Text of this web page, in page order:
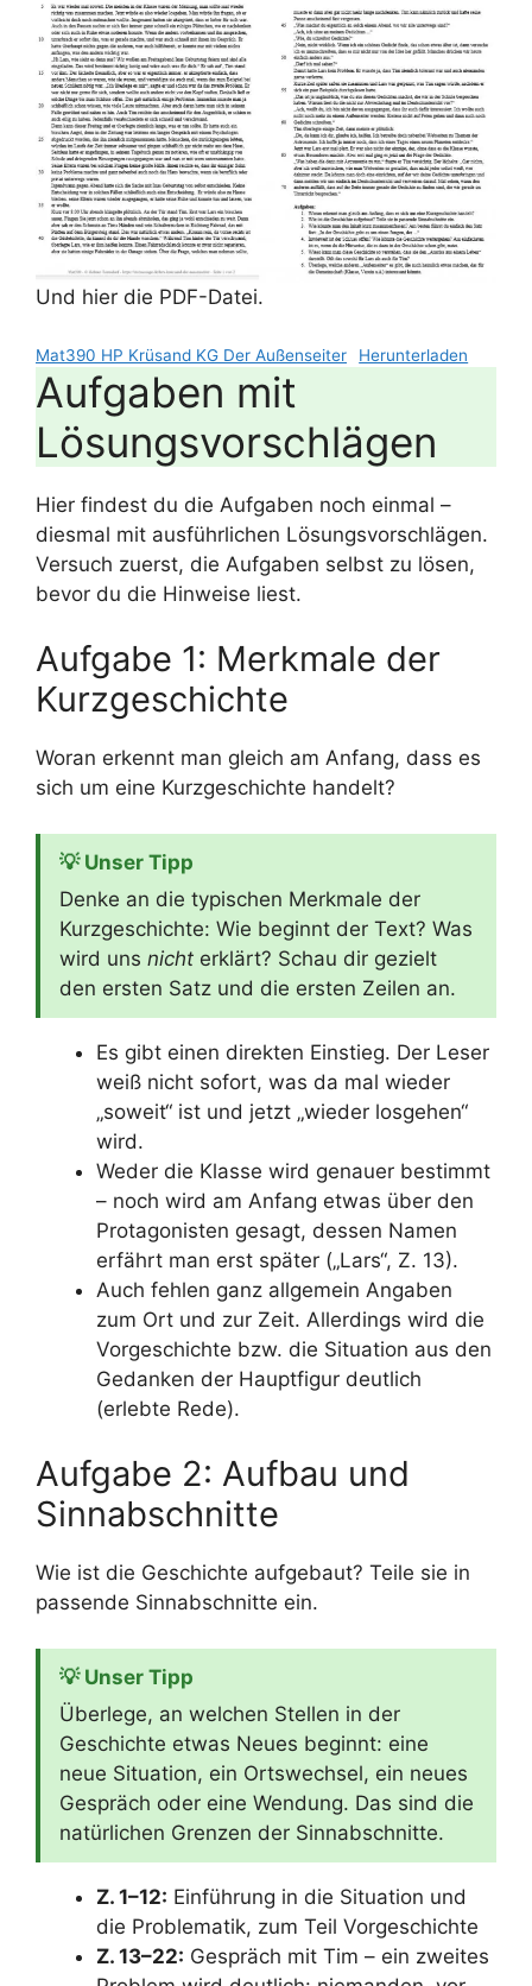
Und hier die PDF-Datei.
Mat390 HP Krüsand KG Der Außenseiter Herunterladen
Aufgaben mit
Lösungsvorschlägen
Hier findest du die Aufgaben noch einmal –
diesmal mit ausführlichen Lösungsvorschlägen.
Versuch zuerst, die Aufgaben selbst zu lösen,
bevor du die Hinweise liest.
Aufgabe 1: Merkmale der
Kurzgeschichte
Woran erkennt man gleich am Anfang, dass es
sich um eine Kurzgeschichte handelt?
💡 Unser Tipp
Denke an die typischen Merkmale der
Kurzgeschichte: Wie beginnt der Text? Was
wird uns nicht erklärt? Schau dir gezielt
den ersten Satz und die ersten Zeilen an.
Es gibt einen direkten Einstieg. Der Leser
weiß nicht sofort, was da mal wieder
„soweit“ ist und jetzt „wieder losgehen“
wird.
Weder die Klasse wird genauer bestimmt
– noch wird am Anfang etwas über den
Protagonisten gesagt, dessen Namen
erfährt man erst später („Lars“, Z. 13).
Auch fehlen ganz allgemein Angaben
zum Ort und zur Zeit. Allerdings wird die
Vorgeschichte bzw. die Situation aus den
Gedanken der Hauptfigur deutlich
(erlebte Rede).
Aufgabe 2: Aufbau und
Sinnabschnitte
Wie ist die Geschichte aufgebaut? Teile sie in
passende Sinnabschnitte ein.
💡 Unser Tipp
Überlege, an welchen Stellen in der
Geschichte etwas Neues beginnt: eine
neue Situation, ein Ortswechsel, ein neues
Gespräch oder eine Wendung. Das sind die
natürlichen Grenzen der Sinnabschnitte.
Z. 1–12: Einführung in die Situation und
die Problematik, zum Teil Vorgeschichte
Z. 13–22: Gespräch mit Tim – ein zweites